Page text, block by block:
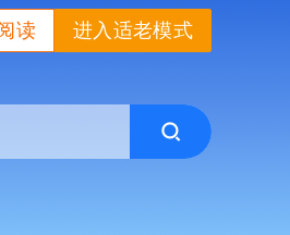
进入适老模式
读